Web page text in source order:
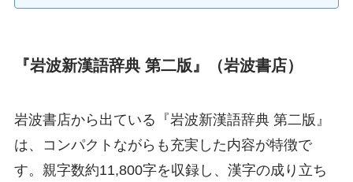
『岩波新漢語辞典 第二版』（岩波書店）
岩波書店から出ている『岩波新漢語辞典 第二版』
は、コンパクトながらも充実した内容が特徴で
す。親字数約11,800字を収録し、漢字の成り立ち